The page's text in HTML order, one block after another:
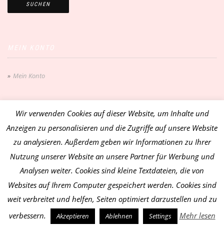
SUCHEN
Mein Konto
WARENKORB
Es befinden sich keine Produkte im Warenkorb.
Vertrag widerrufen
Wir verwenden Cookies auf dieser Website, um Inhalte und
Anzeigen zu personalisieren und die Zugriffe auf unsere Website
zu analysieren. Außerdem geben wir Informationen zu Ihrer
Nutzung unserer Website an unsere Partner für Werbung und
Analysen weiter. Cookies sind kleine Textdateien, die von
Websites auf Ihrem Computer gespeichert werden. Cookies sind
weit verbreitet und helfen, Seiten optimiert darzustellen und zu
verbessern.
Akzeptieren Ablehnen Settings Mehr lesen